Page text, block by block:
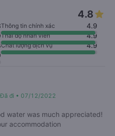
4.8
Thông tin chính xác 4.9
Thái độ nhân viên 4.9
Chất lượng dịch vụ 4.9
Đã đi • 07/12/2022
water was much appreciated!
accommodation